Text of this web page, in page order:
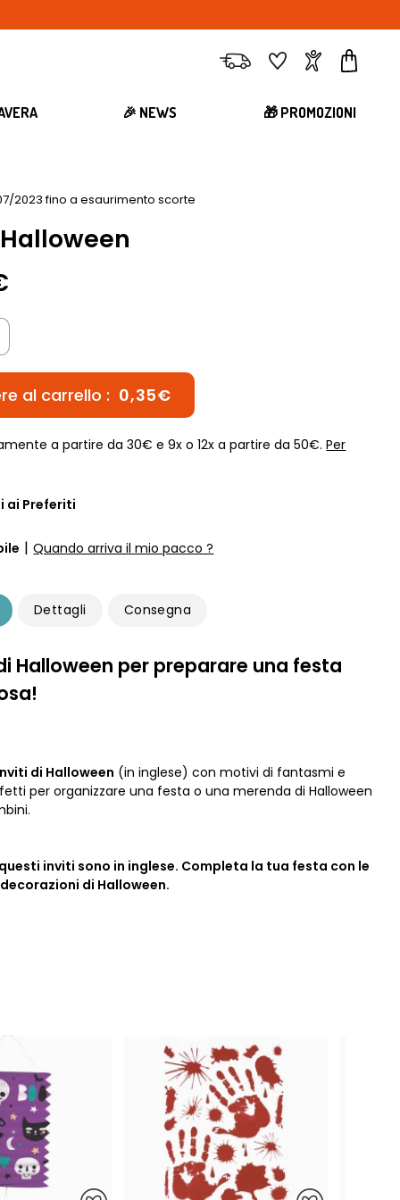
ConsegnaPreferitiAccount
🎉 NEWS 🎁 PROMOZIONI
2023 fino a esaurimento scorte
al carrello : 0,35€
a partire da 30€ e 9x o 12x a partire da 50€.Per
ai Preferiti
| Quando arriva il mio pacco ?
Dettagli Consegna
Halloween per preparare una festa
di Halloween (in inglese) con motivi di fantasmi e
per organizzare una festa o una merenda di Halloween
inviti sono in inglese. Completa la tua festa con le
di Halloween.